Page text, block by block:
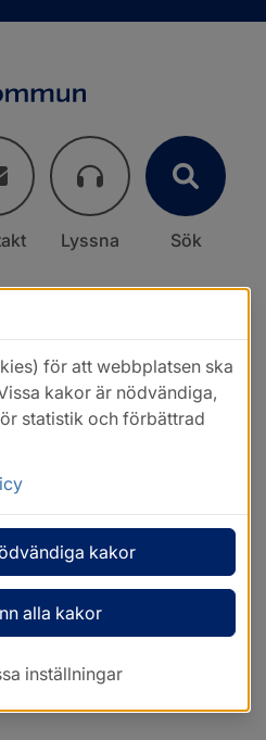
Lyssna Sök
för att webbplatsen ska
kakor är nödvändiga,
statistik och förbättrad
kakor
alla kakor
inställningar